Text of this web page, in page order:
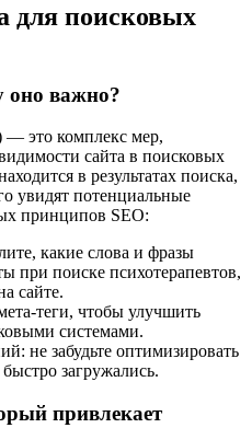
для поисковых
оно важно?
— это комплекс мер,
сайта в поисковых
в результатах поиска,
увидят потенциальные
принципов SEO:
какие слова и фразы
при поиске психотерапевтов,
сайте.
теги, чтобы улучшить
системами.
не забудьте оптимизировать
загружались.
привлекает